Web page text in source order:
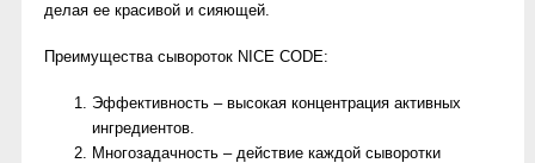
делая ее красивой и сияющей.
Преимущества сывороток NICE CODE:
Эффективность – высокая концентрация активных
ингредиентов.
Многозадачность – действие каждой сыворотки